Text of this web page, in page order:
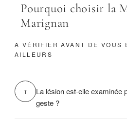
Pourquoi choisir la
Marignan
À VÉRIFIER AVANT DE VOUS
AILLEURS
1
La lésion est-elle examinée
geste ?